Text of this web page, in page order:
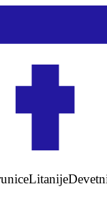
Litanije